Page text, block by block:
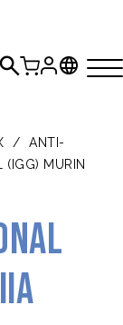
/
ANTI-
(IGG) MURIN